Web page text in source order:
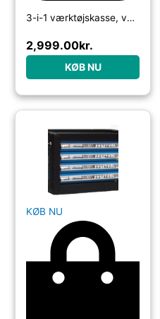
3-i-1 værktøjskasse, værktøjsskab med 4 hjul, aflåselig værktøjskasse med 9 skuffer, stål, sort
2,999.00kr.
KØB NU
KØB NU